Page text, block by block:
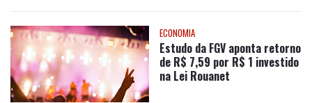
ECONOMIA
Estudo da FGV aponta retorno
de R$ 7,59 por R$ 1 investido
na Lei Rouanet